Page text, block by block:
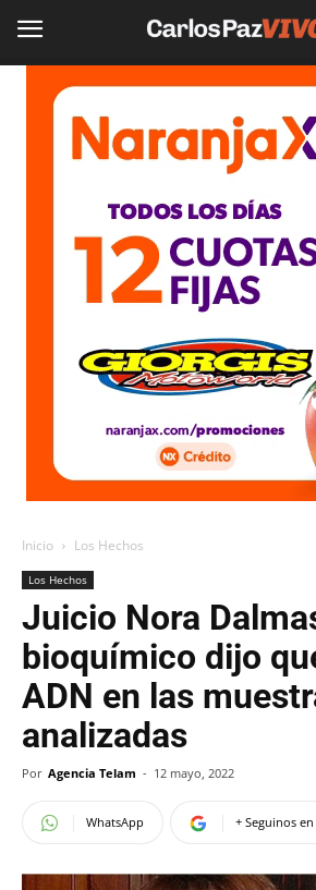
Inicio Los Hechos
Los Hechos
Juicio Nora
bioquímico dijo
ADN en las
analizadas
Por Agencia Telam - 12 mayo, 2022
WhatsApp + Seguinos